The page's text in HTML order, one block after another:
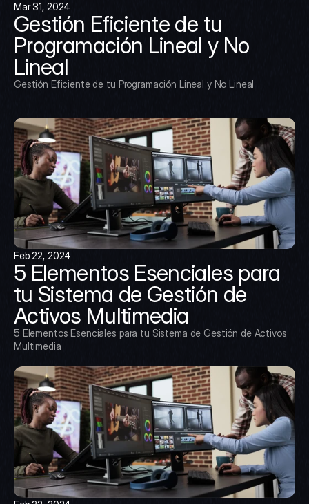
Mar 31, 2024
Gestión Eficiente de tu
Programación Lineal y No
Lineal
Gestión Eficiente de tu Programación Lineal y No Lineal
Feb 22, 2024
5 Elementos Esenciales para
tu Sistema de Gestión de
Activos Multimedia
5 Elementos Esenciales para tu Sistema de Gestión de Activos
Multimedia